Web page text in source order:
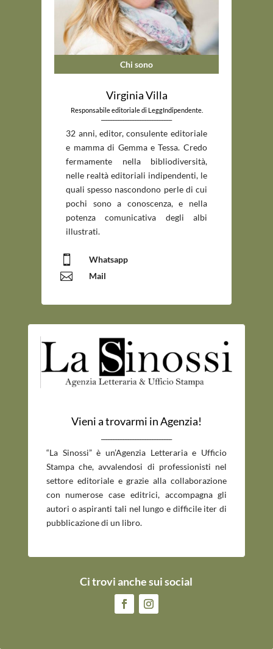
Chi sono
Virginia Villa
Responsabile editoriale di LeggIndipendente.
32 anni, editor, consulente editoriale
e mamma di Gemma e Tessa. Credo
fermamente nella bibliodiversità,
nelle realtà editoriali indipendenti, le
quali spesso nascondono perle di cui
pochi sono a conoscenza, e nella
potenza comunicativa degli albi
illustrati.
 Whatsapp
 Mail
Vieni a trovarmi in Agenzia!
“La Sinossi” è un’Agenzia Letteraria e Ufficio
Stampa che, avvalendosi di professionisti nel
settore editoriale e grazie alla collaborazione
con numerose case editrici, accompagna gli
autori o aspiranti tali nel lungo e difficile iter di
pubblicazione di un libro.
Ci trovi anche sui social